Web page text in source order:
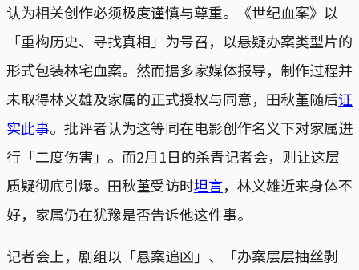
认为相关创作必须极度谨慎与尊重。《世纪血案》以
「重构历史、寻找真相」为号召，以悬疑办案类型片的
形式包装林宅血案。然而据多家媒体报导，制作过程并
未取得林义雄及家属的正式授权与同意，田秋堇随后证
实此事。批评者认为这等同在电影创作名义下对家属进
行「二度伤害」。而2月1日的杀青记者会，则让这层
质疑彻底引爆。田秋堇受访时坦言，林义雄近来身体不
好，家属仍在犹豫是否告诉他这件事。
记者会上，剧组以「悬案追凶」、「办案层层抽丝剥